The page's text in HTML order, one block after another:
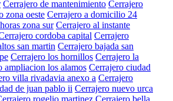
Cerrajero de mantenimiento Cerrajero
zona oeste Cerrajero a domicilio 24
zona sur Cerrajero al instante
cordoba capital Cerrajero
san martin Cerrajero bajada san
Cerrajero los hornillos Cerrajero la
ampliacion los alamos Cerrajero ciudad
villa rivadavia anexo a Cerrajero
de juan pablo ii Cerrajero nuevo urca